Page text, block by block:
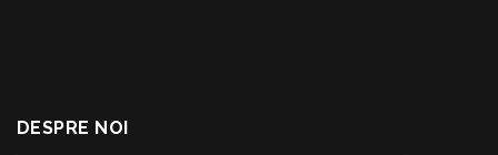
DESPRE NOI